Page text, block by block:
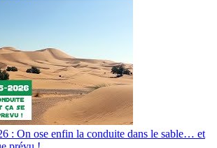
: On ose enfin la conduite dans le sable… et